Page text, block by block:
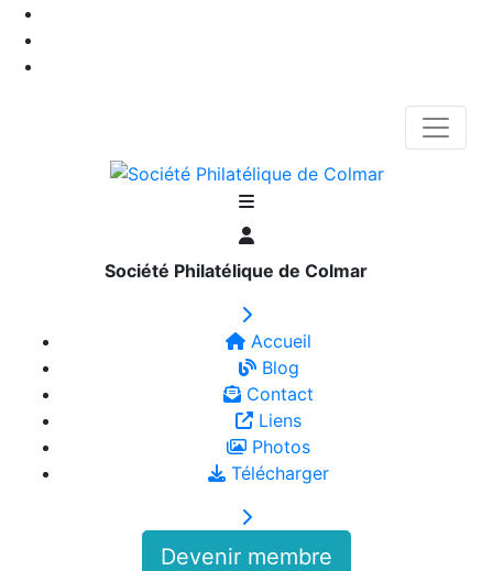
Société Philatélique de Colmar
Accueil
Blog
Contact
Liens
Photos
Télécharger
Devenir membre